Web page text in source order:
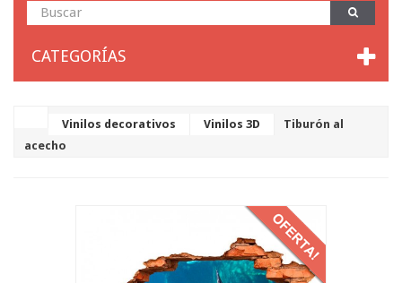
CATEGORÍAS
Vinilos decorativos Vinilos 3D
Tiburón al
acecho